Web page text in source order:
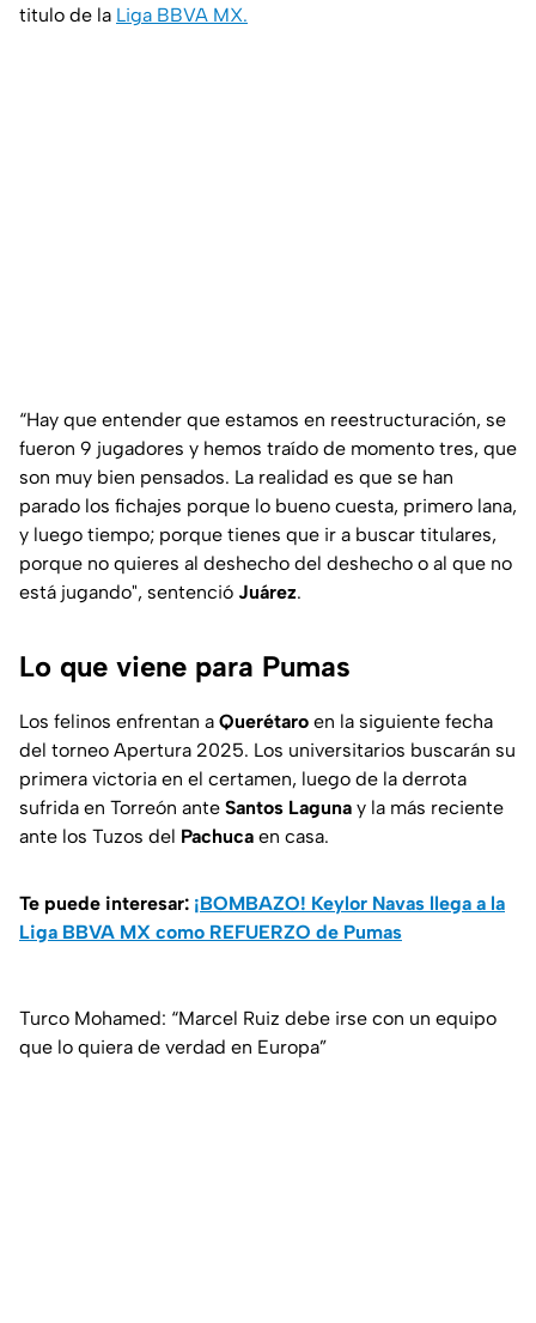
titulo de la Liga BBVA MX.
“Hay que entender que estamos en reestructuración, se
fueron 9 jugadores y hemos traído de momento tres, que
son muy bien pensados. La realidad es que se han
parado los fichajes porque lo bueno cuesta, primero lana,
y luego tiempo; porque tienes que ir a buscar titulares,
porque no quieres al deshecho del deshecho o al que no
está jugando", sentenció Juárez.
Lo que viene para Pumas
Los felinos enfrentan a Querétaro en la siguiente fecha
del torneo Apertura 2025. Los universitarios buscarán su
primera victoria en el certamen, luego de la derrota
sufrida en Torreón ante Santos Laguna y la más reciente
ante los Tuzos del Pachuca en casa.
Te puede interesar: ¡BOMBAZO! Keylor Navas llega a la
Liga BBVA MX como REFUERZO de Pumas
Turco Mohamed: “Marcel Ruiz debe irse con un equipo
que lo quiera de verdad en Europa”